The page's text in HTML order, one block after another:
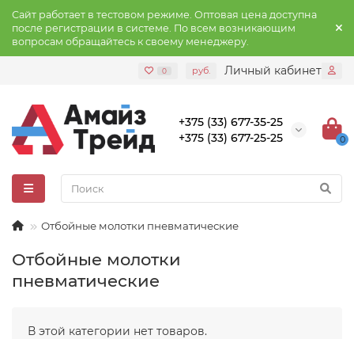
Сайт работает в тестовом режиме. Оптовая цена доступна
после регистрации в системе. По всем возникающим
вопросам обращайтесь к своему менеджеру.
0 руб. Личный кабинет
+375 (33) 677-35-25
+375 (33) 677-25-25
0
Отбойные молотки пневматические
Отбойные молотки
пневматические
В этой категории нет товаров.